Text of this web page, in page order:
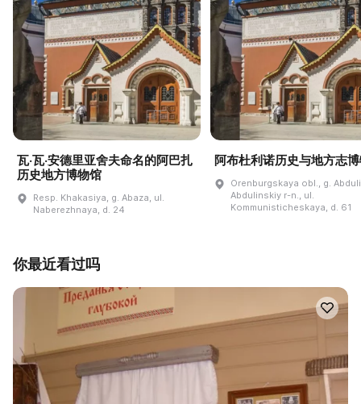
瓦·瓦·安德里亚舍夫命名的阿巴扎
历史地方博物馆
Resp. Khakasiya, g. Abaza, ul.
Naberezhnaya, d. 24
阿布杜利诺历史与地方志
Orenburgskaya obl., g.
Abdulinskiy r-n., ul.
Kommunisticheskaya, d. 61
你最近看过吗